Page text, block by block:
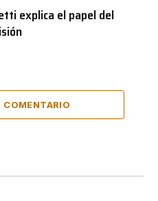
explica el papel del
COMENTARIO